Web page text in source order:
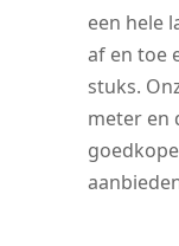
een hele
af en toe
stuks.
meter en